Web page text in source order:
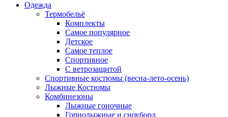
Одежда
Термобельё
Комплекты
Самое популярное
Детское
Самое теплое
Спортивное
С ветрозащитой
Спортивные костюмы (весна-лето-осень)
Лыжные Костюмы
Комбинезоны
Лыжные гоночные
Горнолыжные и сноуборд